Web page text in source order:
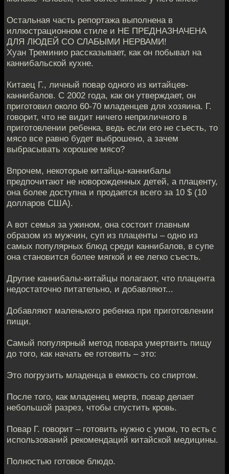
Остальная часть репортажа выполнена в
иллюстрационном стиле и НЕ ПРЕДНАЗНАЧЕНА
ДЛЯ ЛЮДЕЙ СО СЛАБЫМИ НЕРВАМИ!
Хуан Треминио рассказывает, как он побывал на
каннибальской кухне.
Китаец Г., личный повар одного из китайцев-
каннибалов. С 2002 года, как он утверждает, он
приготовил около 60-70 младенцев для хозяина. Г.
говорит, что не видит ничего неприличного в
приготовлении ребенка, ведь если его не съесть, то
мясо все равно будет выброшено, а зачем
выбрасывать хорошее мясо?
Впрочем, некоторые китайцы-каннибалы
предпочитают не новорожденных детей, а плаценту,
она более доступна и продается всего за 10 $ (10
долларов США).
А вот семья за ужином, она состоит главным
образом из мужчин, суп из плаценты – одно из
самых популярных блюд среди каннибалов, в супе
она становится более мягкой и ее легко съесть.
Другие каннибалы-китайцы полагают, что плацента
недостаточно питательно, и добавляют...
Добавляют маленького ребенка при приготовлении
пищи.
Самый популярный метод повара умертвить пищу
до того, как начать ее готовить – это:
Это погрузить младенца в емкость со спиртом.
После того, как младенец мертв, повар делает
небольшой разрез, чтобы спустить кровь.
Повар Г. говорит – готовить нужно с умом, то есть с
использований рекомендаций китайской медицины.
Полностью готовое блюдо.